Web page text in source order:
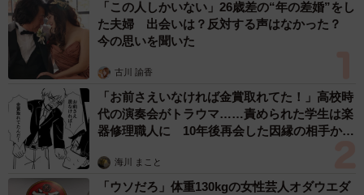
「この人しかいない」26歳差の“年の差婚”をし
た夫婦 出会いは？反対する声はなかった？
今の思いを聞いた
古川 諭香
「お前さえいなければ金賞取れてた！」高校時
代の演奏会がトラウマ……責められた学生は楽
器修理職人に 10年後再会した因縁の相手から
海川 まこと
「ウソだろ」体重130kgの女性芸人オダウエダ